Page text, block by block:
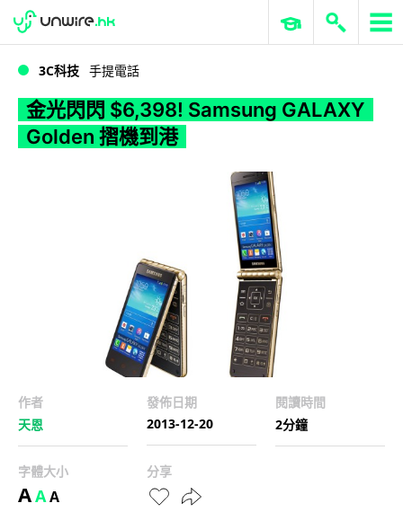
WWDC 2026 ERP 與商業 AI
3C科技 手提電話
金光閃閃 $6,398! Samsung GALAXY
Golden 摺機到港
作者
天恩
發佈日期
2013-12-20
閱讀時間
2分鐘
字體大小
AAA
分享